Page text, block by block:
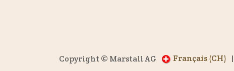
Copyright © Marstall AG Français (CH) |